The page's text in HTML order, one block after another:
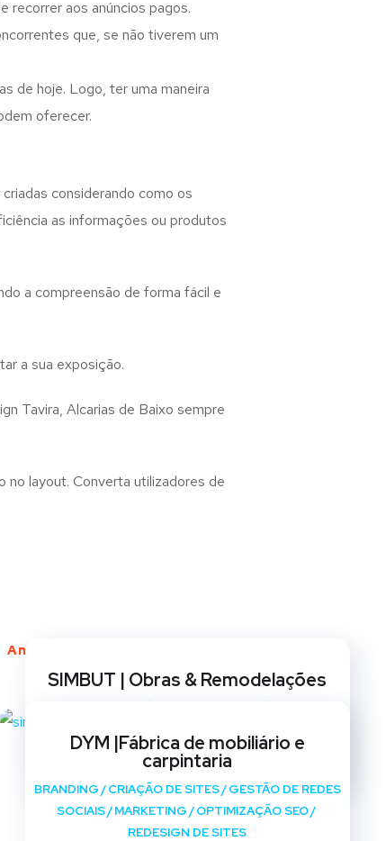
recorrer aos anúncios pagos.
que, se não tiverem um
de hoje. Logo, ter uma maneira
oferecer.
considerando como os
as informações ou produtos
a compreensão de forma fácil e
a sua exposição.
Tavira, Alcarias de Baixo sempre
no layout. Converta utilizadores de
Anos de Serviço
SIMBUT | Obras & Remodelações
REDESIGN DE SITES
DYM |Fábrica de mobiliário e
carpintaria
BRANDING/CRIAÇÃO DE SITES/GESTÃO DE REDES
SOCIAIS/MARKETING/OPTIMIZAÇÃO SEO/
REDESIGN DE SITES